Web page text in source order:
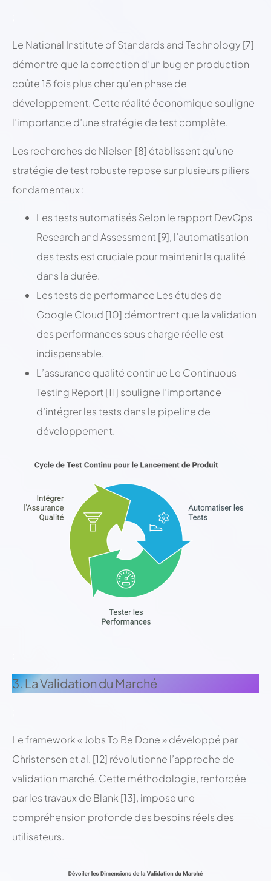
Le National Institute of Standards and Technology [7]
démontre que la correction d’un bug en production
coûte 15 fois plus cher qu’en phase de
développement. Cette réalité économique souligne
l’importance d’une stratégie de test complète.
Les recherches de Nielsen [8] établissent qu’une
stratégie de test robuste repose sur plusieurs piliers
fondamentaux :
Les tests automatisés Selon le rapport DevOps
Research and Assessment [9], l’automatisation
des tests est cruciale pour maintenir la qualité
dans la durée.
Les tests de performance Les études de
Google Cloud [10] démontrent que la validation
des performances sous charge réelle est
indispensable.
L’assurance qualité continue Le Continuous
Testing Report [11] souligne l’importance
d’intégrer les tests dans le pipeline de
développement.
3. La Validation du Marché
Le framework « Jobs To Be Done » développé par
Christensen et al. [12] révolutionne l’approche de
validation marché. Cette méthodologie, renforcée
par les travaux de Blank [13], impose une
compréhension profonde des besoins réels des
utilisateurs.